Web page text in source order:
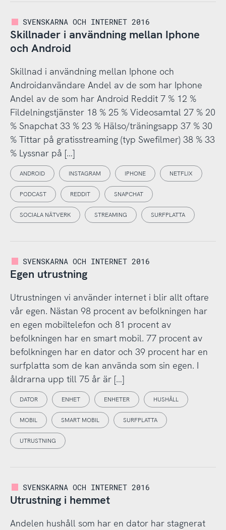
SVENSKARNA OCH INTERNET 2016
Skillnader i användning mellan Iphone
och Android
Skillnad i användning mellan Iphone och
Androidanvändare Andel av de som har Iphone
Andel av de som har Android Reddit 7 % 12 %
Fildelningstjänster 18 % 25 % Videosamtal 27 % 20
% Snapchat 33 % 23 % Hälso/träningsapp 37 % 30
% Tittar på gratisstreaming (typ Swefilmer) 38 % 33
% Lyssnar på […]
ANDROID INSTAGRAM IPHONE NETFLIX
PODCAST REDDIT SNAPCHAT
SOCIALA NÄTVERK STREAMING SURFPLATTA
SVENSKARNA OCH INTERNET 2016
Egen utrustning
Utrustningen vi använder internet i blir allt oftare
vår egen. Nästan 98 procent av befolkningen har
en egen mobiltelefon och 81 procent av
befolkningen har en smart mobil. 77 procent av
befolkningen har en dator och 39 procent har en
surfplatta som de kan använda som sin egen. I
åldrarna upp till 75 år är […]
DATOR ENHET ENHETER HUSHÅLL
MOBIL SMART MOBIL SURFPLATTA
UTRUSTNING
SVENSKARNA OCH INTERNET 2016
Utrustning i hemmet
Andelen hushåll som har en dator har stagnerat